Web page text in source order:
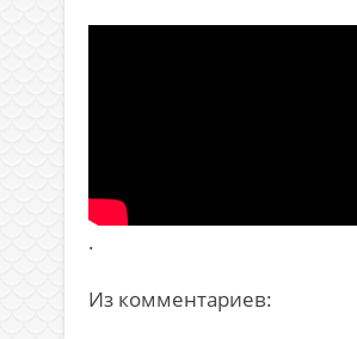
.
Из комментариев: